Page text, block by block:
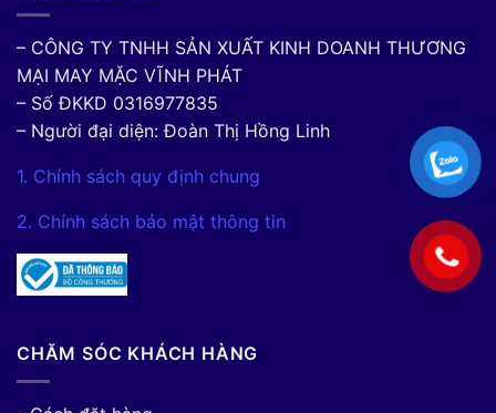
– CÔNG TY TNHH SẢN XUẤT KINH DOANH THƯƠNG
MẠI MAY MẶC VĨNH PHÁT
– Số ĐKKD 0316977835
– Người đại diện: Đoàn Thị Hồng Linh
1. Chính sách quy định chung
2. Chính sách bảo mật thông tin
CHĂM SÓC KHÁCH HÀNG